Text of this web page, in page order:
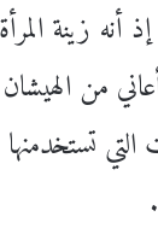
أنه زينة
من
التي